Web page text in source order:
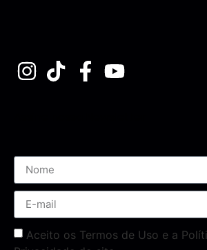
Aceito os Termos de Uso e a